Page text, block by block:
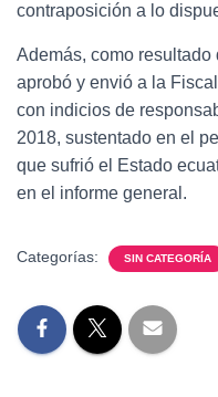
contraposición a lo
Además, como
aprobó y envió a la
con indicios de
2018, sustentado en el
que sufrió el Estado
en el informe general.
Categorías: SIN CATEGORÍA